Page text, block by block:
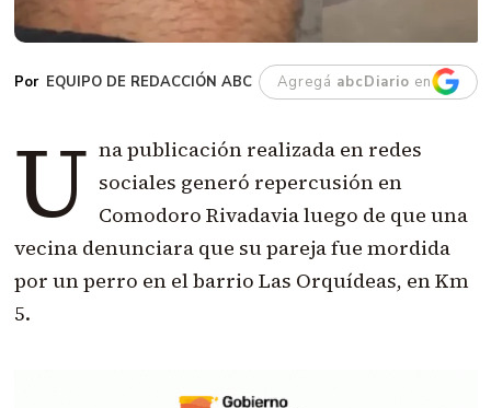
EQUIPO DE REDACCIÓN ABC Agregá abcDiario en
U na publicación realizada en redes
sociales generó repercusión en
Comodoro Rivadavia luego de que una
vecina denunciara que su pareja fue mordida
por un perro en el barrio Las Orquídeas, en Km
5.